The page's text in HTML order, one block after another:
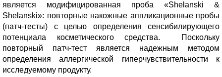
является модифицированная проба «Shelanski &
Shelanski»: повторные накожные аппликационные пробы
(патч-тесты) с целью определения сенсибилирующего
потенциала косметического средства. Поскольку
повторный патч-тест является надежным методом
определения аллергической гиперчувствительности к
исследуемому продукту.